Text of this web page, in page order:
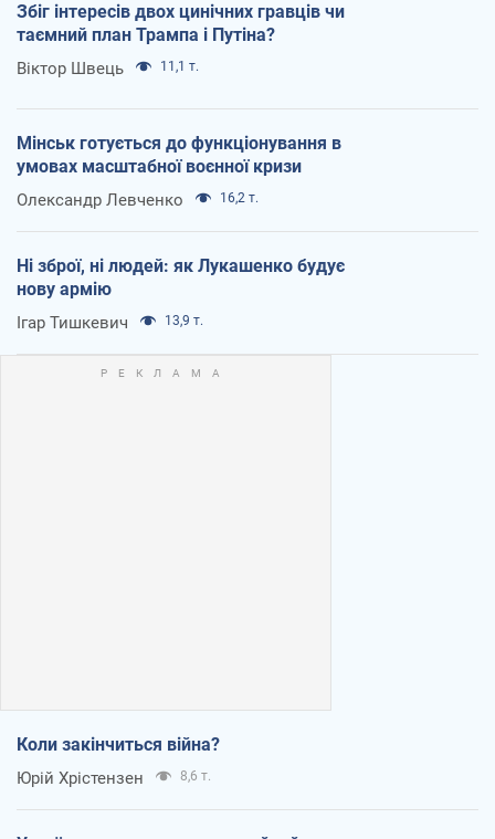
Збіг інтересів двох цинічних гравців чи
таємний план Трампа і Путіна?
Віктор Швець 11,1 т.
Мінськ готується до функціонування в
умовах масштабної воєнної кризи
Олександр Левченко 16,2 т.
Ні зброї, ні людей: як Лукашенко будує
нову армію
Ігар Тишкевич 13,9 т.
Коли закінчиться війна?
Юрій Хрістензен 8,6 т.